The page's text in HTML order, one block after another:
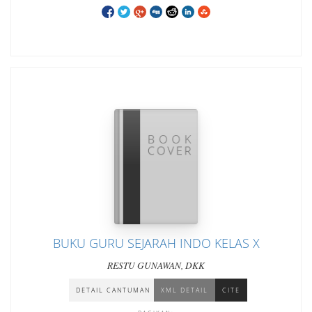
BUKU GURU SEJARAH INDO KELAS X
RESTU GUNAWAN, DKK
DETAIL CANTUMAN XML DETAIL CITE